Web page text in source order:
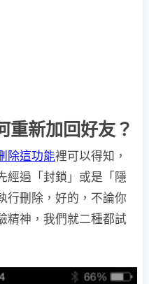
重新加回好友？
除這功能裡可以得知，
經過「封鎖」或是「隱
行刪除，好的，不論你
精神，我們就二種都試